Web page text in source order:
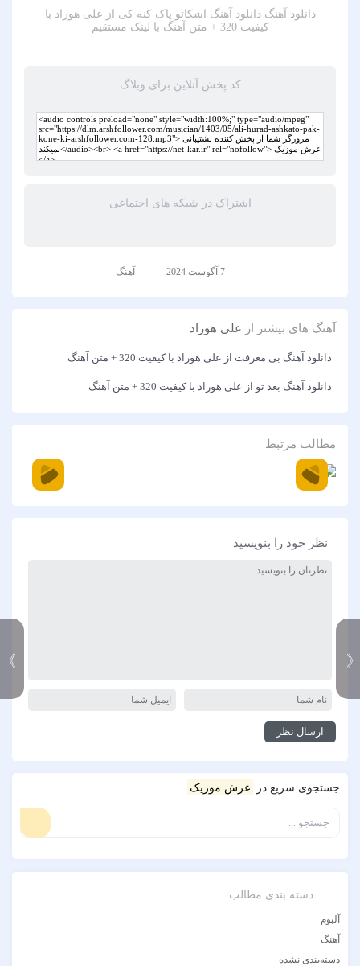
دانلود آهنگدانلود آهنگ اشکاتو پاک کنه کی از علی هوراد با
کیفیت 320 + متن آهنگ
با لینک مستقیم
کد پخش آنلاین برای وبلاگ
اشتراک در شبکه های اجتماعی
7 آگوست 2024 آهنگ
آهنگ های بیشتر از علی هوراد
دانلود آهنگ بی معرفت از علی هوراد با کیفیت 320 + متن آهنگ
دانلود آهنگ بعد تو از علی هوراد با کیفیت 320 + متن آهنگ
مطالب مرتبط
نظر خود را بنویسید
جستجوی سریع در عرش موزیک
دسته بندی مطالب
آلبوم
آهنگ
دسته‌بندی نشده
》